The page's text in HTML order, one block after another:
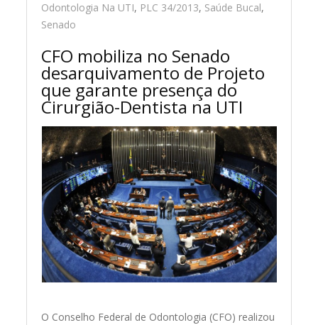
Odontologia Na UTI, PLC 34/2013, Saúde Bucal,
Senado
CFO mobiliza no Senado
desarquivamento de Projeto
que garante presença do
Cirurgião-Dentista na UTI
O Conselho Federal de Odontologia (CFO) realizou